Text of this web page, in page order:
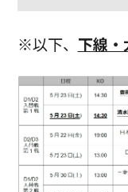
※以下、 下線・